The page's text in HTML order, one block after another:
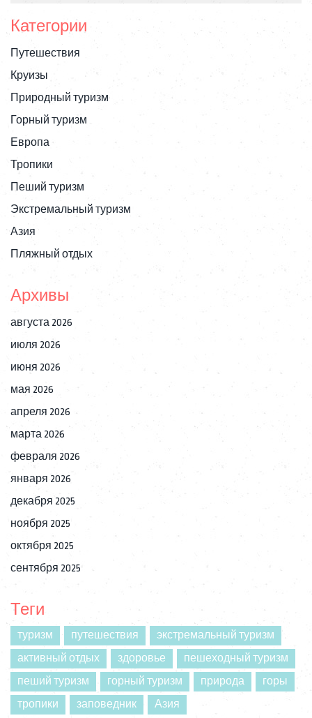
захватывающих видов и быть готовым ко встрече с
Категории
Путешествия
Круизы
Природный туризм
Горный туризм
Европа
Тропики
Пеший туризм
Экстремальный туризм
Азия
Пляжный отдых
Архивы
августа 2026
июля 2026
июня 2026
мая 2026
апреля 2026
марта 2026
февраля 2026
января 2026
декабря 2025
ноября 2025
октября 2025
сентября 2025
Теги
туризм путешествия
экстремальный туризм
активный отдых
здоровье
пешеходный туризм
пеший туризм
горный туризм природа
горы
тропики
заповедник Азия